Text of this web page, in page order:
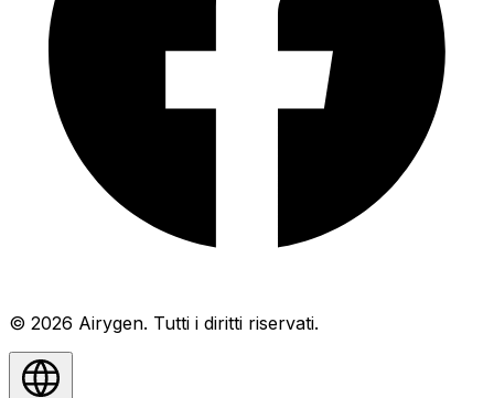
© 2026 Airygen. Tutti i diritti riservati.